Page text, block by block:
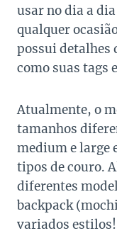
usar no dia a
qualquer
possui detalhes
como suas tags
Atualmente, o
tamanhos
medium e large
tipos de couro.
diferentes
backpack
variados estilos!